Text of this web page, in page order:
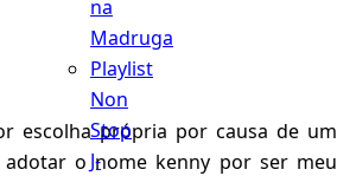
na
Madruga
Playlist
Non
Stop
J-
escolha própria por causa de um
o nome kenny por ser meu